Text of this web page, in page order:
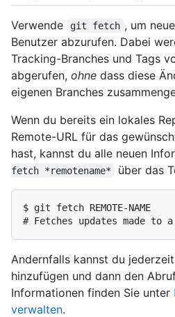
Verwende git fetch , um
Benutzer abzurufen. Dabei
Tracking-Branches und Tags
abgerufen, ohne dass diese
eigenen Branches
Wenn du bereits ein lokales
Remote-URL für das
hast, kannst du alle neuen
fetch *remotename*
über das
$ git fetch REMOTE-NAME
# Fetches updates made to
Andernfalls kannst du
hinzufügen und dann den
Informationen finden Sie unter
verwalten.